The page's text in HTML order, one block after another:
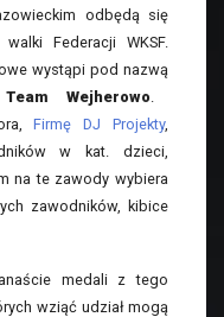
odbędą się
Federacji WKSF.
wystąpi pod nazwą
Wejherowo
Firmę DJ Projekty,
w kat. dzieci,
na te zawody wybiera
zawodników, kibice
medali z tego
wziąć udział mogą